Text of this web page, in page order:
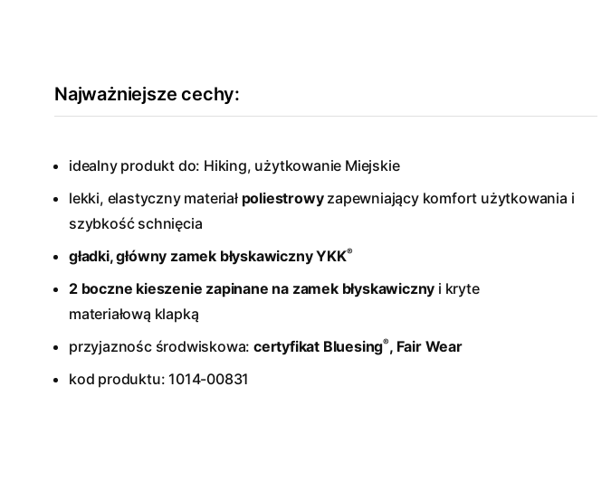
Najważniejsze cechy:
idealny produkt do: Hiking, użytkowanie Miejskie
lekki, elastyczny materiał poliestrowy zapewniający komfort użytkowania i
szybkość schnięcia
gładki, główny zamek błyskawiczny YKK®
2 boczne kieszenie zapinane na zamek błyskawiczny i kryte
materiałową klapką
przyjaznośc środwiskowa: certyfikat Bluesing®, Fair Wear
kod produktu: 1014-00831